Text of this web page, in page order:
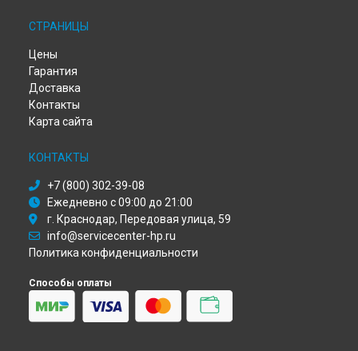
Ремонт плоттера Designjet 500 HP в
Ремонт плоттера Designjet 500 HP в
Ремонт плоттера Designjet 500 HP в
Ремонт плоттера Designjet 500 HP в
СТРАНИЦЫ
Цены
Гарантия
Доставка
Контакты
Карта сайта
КОНТАКТЫ
+7 (800) 302-39-08
Ежедневно с 09:00 до 21:00
г. Краснодар, Передовая улица, 59
info@servicecenter-hp.ru
Политика конфиденциальности
Способы оплаты